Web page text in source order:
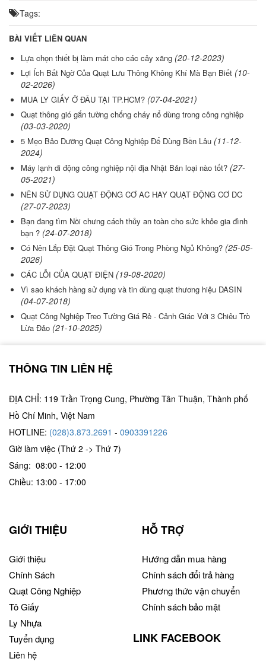
Tags:
BÀI VIẾT LIÊN QUAN
Lựa chọn thiết bị làm mát cho các cây xăng (20-12-2023)
Lợi Ích Bất Ngờ Của Quạt Lưu Thông Không Khí Mà Bạn Biết (10-
02-2026)
MUA LY GIẤY Ở ĐÂU TẠI TP.HCM? (07-04-2021)
Quạt thông gió gắn tường chống cháy nổ dùng trong công nghiệp
(03-03-2020)
5 Mẹo Bảo Dưỡng Quạt Công Nghiệp Để Dùng Bền Lâu (11-12-
2024)
Máy lạnh di động công nghiệp nội địa Nhật Bản loại nào tốt? (27-
05-2021)
NÊN SỬ DỤNG QUẠT ĐỘNG CƠ AC HAY QUẠT ĐỘNG CƠ DC
(27-07-2023)
Bạn đang tìm Nồi chưng cách thủy an toàn cho sức khỏe gia đình
bạn ? (24-07-2018)
Có Nên Lắp Đặt Quạt Thông Gió Trong Phòng Ngủ Không? (25-05-
2026)
CÁC LỖI CỦA QUẠT ĐIỆN (19-08-2020)
Vì sao khách hàng sử dụng và tin dùng quạt thương hiệu DASIN
(04-07-2018)
Quạt Công Nghiệp Treo Tường Giá Rẻ - Cảnh Giác Với 3 Chiêu Trò
Lừa Đảo (21-10-2025)
THÔNG TIN LIÊN HỆ
ĐỊA CHỈ: 119 Trần Trọng Cung, Phường Tân Thuận, Thành phố
Hồ Chí Minh, Việt Nam
HOTLINE: (028)3.873.2691 - 0903391226
Giờ làm việc (Thứ 2 -> Thứ 7)
Sáng: 08:00 - 12:00
Chiều: 13:00 - 17:00
GIỚI THIỆU
Giới thiệu
Chính Sách
Quạt Công Nghiệp
Tô Giấy
Ly Nhựa
Tuyển dụng
Liên hệ
HỖ TRỢ
Hướng dẫn mua hàng
Chính sách đổi trả hàng
Phương thức vận chuyển
Chính sách bảo mật
LINK FACEBOOK